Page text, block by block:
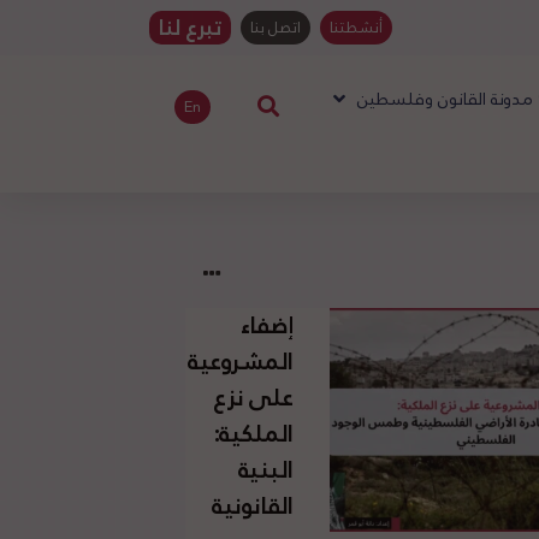
أنشطتنا اتصل بنا تبرع لنا
مدونة القانون وفلسطين En
إضفاء
المشروعية
على نزع
الملكية:
البنية
القانونية